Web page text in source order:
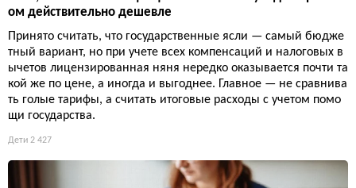
ом действительно дешевле
Принято считать, что государственные ясли — самый бюдже
тный вариант, но при учете всех компенсаций и налоговых в
ычетов лицензированная няня нередко оказывается почти та
кой же по цене, а иногда и выгоднее. Главное — не сравнива
ть голые тарифы, а считать итоговые расходы с учетом помо
щи государства.
Дети 2 427